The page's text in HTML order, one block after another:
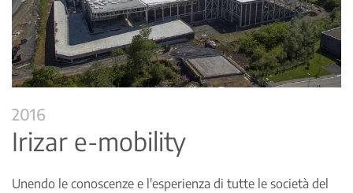
2016
Irizar e-mobility
Unendo le conoscenze e l'esperienza di tutte le società del